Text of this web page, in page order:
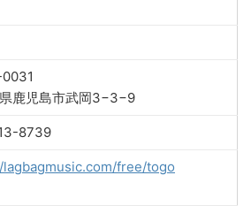
鹿児島市武岡3−3−9
8739
free/togo